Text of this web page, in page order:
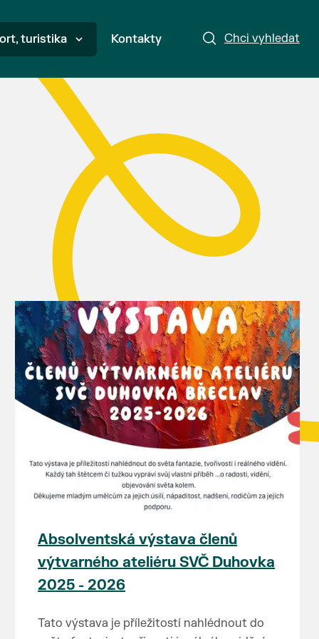
Chci vyhledat
turistika Kontakty
Absolventská výstava členů
výtvarného ateliéru SVČ Duhovka
2025 - 2026
Tato výstava je příležitostí nahlédnout do